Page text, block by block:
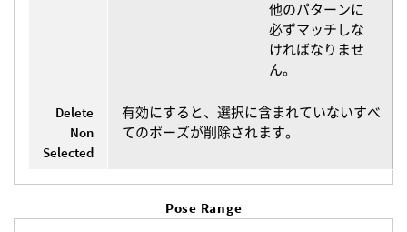
他のパターンに
必ずマッチしな
ければなりませ
ん。
Delete
Non
Selected
有効にすると、選択に含まれていないすべ
てのポーズが削除されます。
Pose Range